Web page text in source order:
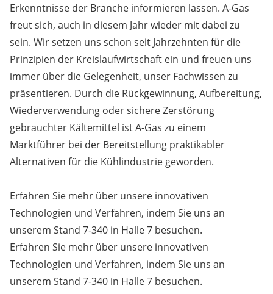
Erkenntnisse der Branche informieren lassen. A-Gas
freut sich, auch in diesem Jahr wieder mit dabei zu
sein. Wir setzen uns schon seit Jahrzehnten für die
Prinzipien der Kreislaufwirtschaft ein und freuen uns
immer über die Gelegenheit, unser Fachwissen zu
präsentieren. Durch die Rückgewinnung, Aufbereitung,
Wiederverwendung oder sichere Zerstörung
gebrauchter Kältemittel ist A-Gas zu einem
Marktführer bei der Bereitstellung praktikabler
Alternativen für die Kühlindustrie geworden.
Erfahren Sie mehr über unsere innovativen
Technologien und Verfahren, indem Sie uns an
unserem Stand 7-340 in Halle 7 besuchen.
Erfahren Sie mehr über unsere innovativen
Technologien und Verfahren, indem Sie uns an
unserem Stand 7-340 in Halle 7 besuchen.